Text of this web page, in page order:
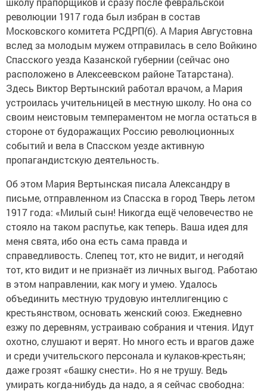
революции 1917 года был избран в состав
Московского комитета РСДРП(б). А Мария Августовна
вслед за молодым мужем отправилась в село Войкино
Спасского уезда Казанской губернии (сейчас оно
расположено в Алексеевском районе Татарстана).
Здесь Виктор Вертынский работал врачом, а Мария
устроилась учительницей в местную школу. Но она со
своим неистовым темпераментом не могла остаться в
стороне от будоражащих Россию революционных
событий и вела в Спасском уезде активную
пропагандистскую деятельность.
Об этом Мария Вертынская писала Александру в
письме, отправленном из Спасска в город Тверь летом
1917 года: «Милый сын! Никогда ещё человечество не
стояло на таком распутье, как теперь. Ваша идея для
меня свята, ибо она есть сама правда и
справедливость. Слепец тот, кто не видит, и негодяй
тот, кто видит и не признаёт из личных выгод. Работаю
в этом направлении, как могу и умею. Удалось
объединить местную трудовую интеллигенцию с
крестьянством, основать женский союз. Ежедневно
езжу по деревням, устраиваю собрания и чтения. Идут
охотно, слушают и верят. Но много есть и врагов даже
и среди учительского персонала и кулаков-крестьян;
даже грозят «башку снести». Но я не трушу. Ведь
умирать когда-нибудь да надо, а я сейчас свободна: